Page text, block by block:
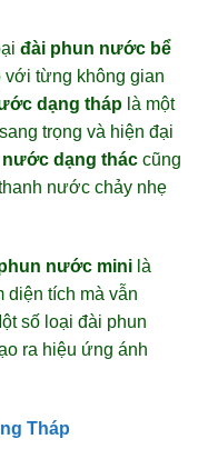
đài phun nước bể
với từng không gian
dạng tháp là một
trọng và hiện đại
dạng thác cũng
nước chảy nhẹ
nước mini là
diện tích mà vẫn
số loại đài phun
ra hiệu ứng ánh
Tháp